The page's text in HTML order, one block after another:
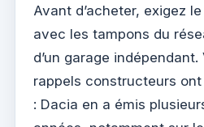
Avant d’acheter, exigez
avec les tampons du
d’un garage
rappels constructeurs
: Dacia en a émis